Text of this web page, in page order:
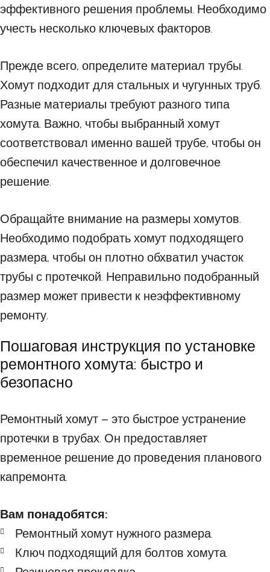
эффективного решения проблемы. Необходимо
учесть несколько ключевых факторов.
Прежде всего, определите материал трубы.
Хомут подходит для стальных и чугунных труб.
Разные материалы требуют разного типа
хомута. Важно, чтобы выбранный хомут
соответствовал именно вашей трубе, чтобы он
обеспечил качественное и долговечное
решение.
Обращайте внимание на размеры хомутов.
Необходимо подобрать хомут подходящего
размера, чтобы он плотно обхватил участок
трубы с протечкой. Неправильно подобранный
размер может привести к неэффективному
ремонту.
Пошаговая инструкция по установке
ремонтного хомута: быстро и
безопасно
Ремонтный хомут – это быстрое устранение
протечки в трубах. Он предоставляет
временное решение до проведения планового
капремонта.
Вам понадобятся:
Ремонтный хомут нужного размера.
Ключ подходящий для болтов хомута.